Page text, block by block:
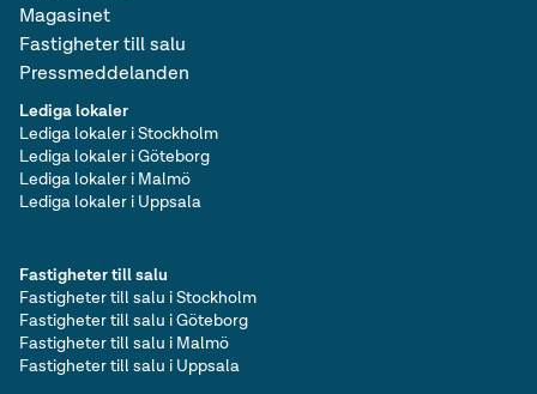
Magasinet
Fastigheter till salu
Pressmeddelanden
Lediga lokaler
Lediga lokaler i Stockholm
Lediga lokaler i Göteborg
Lediga lokaler i Malmö
Lediga lokaler i Uppsala
Fastigheter till salu
Fastigheter till salu i Stockholm
Fastigheter till salu i Göteborg
Fastigheter till salu i Malmö
Fastigheter till salu i Uppsala